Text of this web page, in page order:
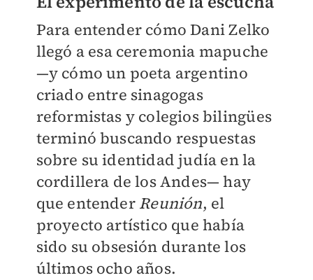
Para entender cómo Dani Zelko
llegó a esa ceremonia mapuche
—y cómo un poeta argentino
criado entre sinagogas
reformistas y colegios bilingües
terminó buscando respuestas
sobre su identidad judía en la
cordillera de los Andes— hay
que entender Reunión, el
proyecto artístico que había
sido su obsesión durante los
últimos ocho años.